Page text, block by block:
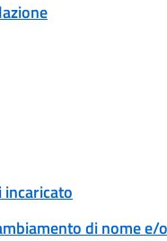
di nome e/